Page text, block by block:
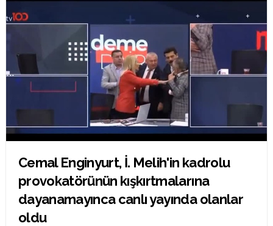
Cemal Enginyurt, İ. Melih'in kadrolu
provokatörünün kışkırtmalarına
dayanamayınca canlı yayında olanlar
oldu